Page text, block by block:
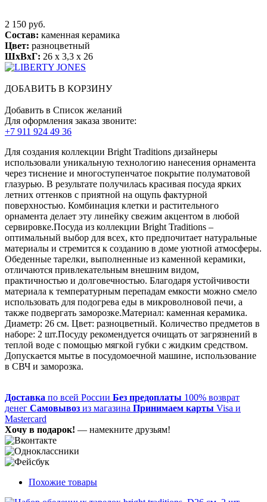
2 150 руб.
Состав: каменная керамика
Цвет: разноцветный
ШхВхГ: 26 x 3,3 x 26
ДОБАВИТЬ В КОРЗИНУ
Добавить в Список желаний
Для оформления заказа звоните:
+7 911 924 49 36
Для создания коллекции Bright Traditions дизайнеры
использовали уникальную технологию нанесения орнамента
через тиснение и многоступенчатое покрытие полуматовой
глазурью. В результате получилась красивая посуда ярких
летних оттенков с приятной на ощупь фактурной
поверхностью. Комбинация клетки и растительного
орнамента делает эту линейку свежим акцентом в любой
сервировке.Посуда из коллекции Bright Traditions –
оптимальный выбор для всех, кто предпочитает натуральные
материалы и стремится к созданию в доме уютной атмосферы.
Обеденные тарелки, выполненные из каменной керамики,
отличаются привлекательным внешним видом,
практичностью и долговечностью. Благодаря устойчивости
материала к температурным перепадам емкости можно смело
использовать для подогрева еды в микроволновой печи, а
также подвергать заморозке.Материал: каменная керамика.
Диаметр: 26 см. Цвет: разноцветный. Количество предметов в
наборе: 2 шт.Посуду рекомендуется очищать от загрязнений в
теплой воде с помощью мягкой губки с жидким средством.
Допускается мытье в посудомоечной машине, использование
в СВЧ и заморозка.
Доставка по всей России Без предоплаты 100% возврат
денег Самовывоз из магазина Принимаем карты Visa и
Mastercard
Хочу в подарок! — намекните друзьям!
Похожие товары